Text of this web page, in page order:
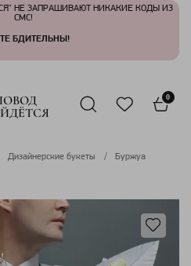
НЕ ЗАПРАШИВАЮТ НИКАКИЕ КОДЫ ИЗ
СМС!
БДИТЕЛЬНЫ!
0
Дизайнерские букеты Буржуа